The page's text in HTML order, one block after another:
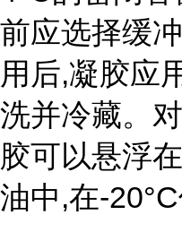
前应选择缓
用后,凝胶应
洗并冷藏。
胶可以悬浮
油中,在-20°C